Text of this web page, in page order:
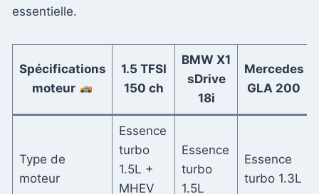
essentielle.
Spécifications
moteur
1.5 TFSI
150 ch
BMW X1
sDrive
18i
Mercedes
GLA 200
Type de
moteur
Essence
turbo
1.5L +
MHEV
Essence
turbo
1.5L
Essence
turbo 1.3L